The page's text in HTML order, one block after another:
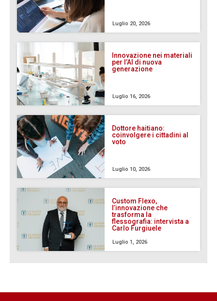
Luglio 20, 2026
Innovazione nei materiali
per l’AI di nuova
generazione
Luglio 16, 2026
Dottore haitiano:
coinvolgere i cittadini al
voto
Luglio 10, 2026
Custom Flexo,
l’innovazione che
trasforma la
flessografia: intervista a
Carlo Furgiuele
Luglio 1, 2026